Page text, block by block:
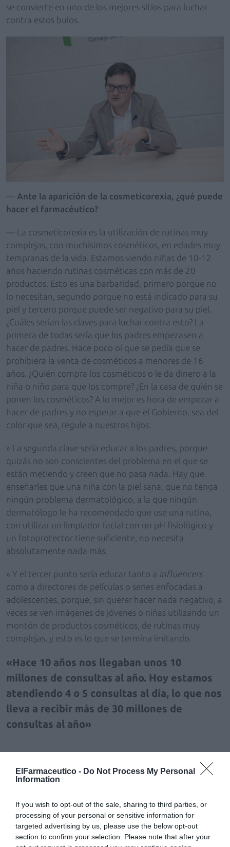
ElFarmaceutico - Do Not Process My Personal
Information
If you wish to opt-out of the sale, sharing to third parties, or
processing of your personal or sensitive information for
targeted advertising by us, please use the below opt-out
section to confirm your selection. Please note that after your
se convierte en uno de los mejores sitios para luchar
contra estos bulos.
— Ante la aparición de la cosmeticorexia, ¿qué puede
hacer el farmacéutico?
— La cosmeticorexia es la utilización de rutinas muy
complejas, con muchísimos cosméticos, en edades muy
tempranas de la vida. Estamos viendo niñas de 10-12
años haciendo rutinas cosméticas con más de 20
productos. Esto es una barbaridad, primero porque no
lo necesitan, segundo porque no está indicado para su
piel y tercero porque puede ser negativo para su piel.
¿Cuáles serían las claves para luchar contra esto? La
primera de todas sería que los padres empezasen a
hacer de padres. Hace poco oí que se pedía que se
prohibiera la venta de cosméticos a menores de 16
años. ¿Quién compra los cosméticos o le da dinero a la
niña o niño para que los compre? ¿En la casa de quién se
ponen los cosméticos? A lo mejor es hora de empezar a
hacer de padres y no esperar a que el Gobierno, sea del
color que sea, regule a nuestros hijos.
» La segunda clave sería educar a los padres, porque
quizás no son conscientes del problema en el que se
están metiendo y creen que no pasa nada. Hay que
enseñarles que una niña con la piel sana, que no tenga
ningún problema dermatológico, a la que ningún
dermatólogo le ha recomendado que use una rutina,
con utilizar un limpiador facial con un pH fisiológico y
un fotoprotector tiene suficiente, no necesita
absolutamente nada más.
» Y el tercer punto sería educar tanto a influencers
como a directores de películas o series enfocadas a
adolescentes, porque, sin querer hacer nada negativo, a
veces se ven imágenes de jóvenes o niñas utilizando un
montón de productos cosméticos, de rutinas muy
complejas, y esto es lo que se termina imitando.
Hace 10 años nos llegaban unos 10
millones de consultas al año. Hoy estamos
atendiendo 4 o 5 consultas al día, lo que nos
lleva a recibir más de 30 millones de
consultas al año
— ¿Cómo atraemos a la generación Z a la farmacia?
años era imposible ver a alguien joven en la farmacia.
Los farmacéuticos tenemos que ser más listos y hablar
directamente con los jóvenes y adolescentes cuando,
por ejemplo, vienen a la farmacia a los 14-18 años, al